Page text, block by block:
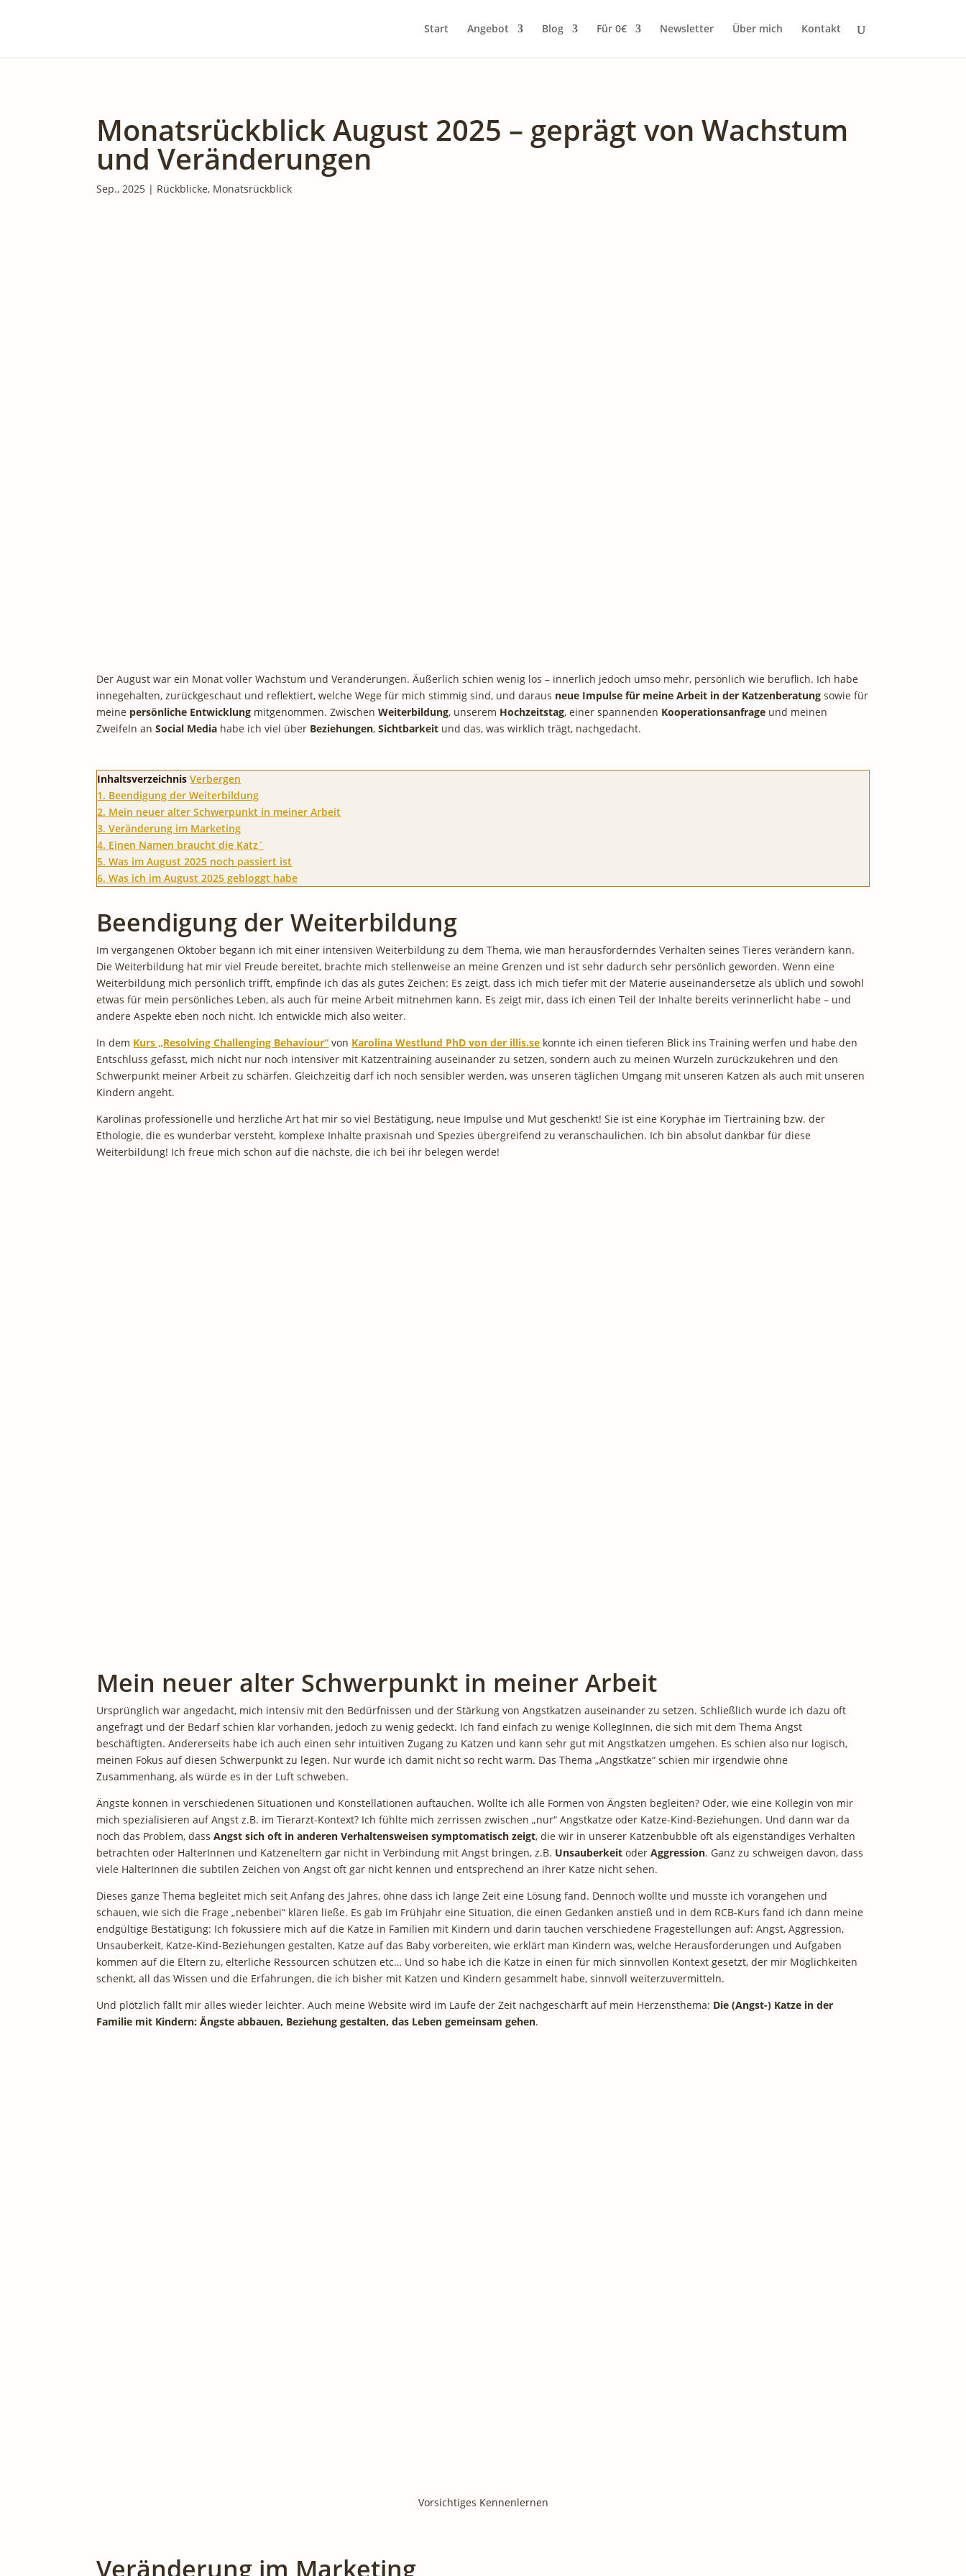
Start Angebot Blog Für 0€ Newsletter Über mich Kontakt
Monatsrückblick August 2025 – geprägt von Wachstum
und Veränderungen
Sep., 2025 | Rückblicke, Monatsrückblick
Der August war ein Monat voller Wachstum und Veränderungen. Äußerlich schien wenig los – innerlich jedoch umso mehr, persönlich wie beruflich. Ich habe
innegehalten, zurückgeschaut und reflektiert, welche Wege für mich stimmig sind, und daraus neue Impulse für meine Arbeit in der Katzenberatung sowie für
meine persönliche Entwicklung mitgenommen. ZwischenWeiterbildung, unserem Hochzeitstag, einer spannenden Kooperationsanfrage und meinen
Zweifeln anSocial Media habe ich viel über Beziehungen,Sichtbarkeit und das, was wirklich trägt, nachgedacht.
Inhaltsverzeichnis Verbergen
1. Beendigung der Weiterbildung
2. Mein neuer alter Schwerpunkt in meiner Arbeit
3. Veränderung im Marketing
4. Einen Namen braucht die Katz´
5. Was im August 2025 noch passiert ist
6. Was ich im August 2025 gebloggt habe
Beendigung der Weiterbildung
Im vergangenen Oktober begann ich mit einer intensiven Weiterbildung zu dem Thema, wie man herausforderndes Verhalten seines Tieres verändern kann.
Die Weiterbildung hat mir viel Freude bereitet, brachte mich stellenweise an meine Grenzen und ist sehr dadurch sehr persönlich geworden. Wenn eine
Weiterbildung mich persönlich trifft, empfinde ich das als gutes Zeichen: Es zeigt, dass ich mich tiefer mit der Materie auseinandersetze als üblich und sowohl
etwas für mein persönliches Leben, als auch für meine Arbeit mitnehmen kann. Es zeigt mir, dass ich einen Teil der Inhalte bereits verinnerlicht habe – und
andere Aspekte eben noch nicht. Ich entwickle mich also weiter.
In dem Kurs „Resolving Challenging Behaviour“ von Karolina Westlund PhD von der illis.se konnte ich einen tieferen Blick ins Training werfen und habe den
Entschluss gefasst, mich nicht nur noch intensiver mit Katzentraining auseinander zu setzen, sondern auch zu meinen Wurzeln zurückzukehren und den
Schwerpunkt meiner Arbeit zu schärfen. Gleichzeitig darf ich noch sensibler werden, was unseren täglichen Umgang mit unseren Katzen als auch mit unseren
Kindern angeht.
Karolinas professionelle und herzliche Art hat mir so viel Bestätigung, neue Impulse und Mut geschenkt! Sie ist eine Koryphäe im Tiertraining bzw. der
Ethologie, die es wunderbar versteht, komplexe Inhalte praxisnah und Spezies übergreifend zu veranschaulichen. Ich bin absolut dankbar für diese
Weiterbildung! Ich freue mich schon auf die nächste, die ich bei ihr belegen werde!
Mein neuer alter Schwerpunkt in meiner Arbeit
Ursprünglich war angedacht, mich intensiv mit den Bedürfnissen und der Stärkung von Angstkatzen auseinander zu setzen. Schließlich wurde ich dazu oft
angefragt und der Bedarf schien klar vorhanden, jedoch zu wenig gedeckt. Ich fand einfach zu wenige KollegInnen, die sich mit dem Thema Angst
beschäftigten. Andererseits habe ich auch einen sehr intuitiven Zugang zu Katzen und kann sehr gut mit Angstkatzen umgehen. Es schien also nur logisch,
meinen Fokus auf diesen Schwerpunkt zu legen. Nur wurde ich damit nicht so recht warm. Das Thema „Angstkatze“ schien mir irgendwie ohne
Zusammenhang, als würde es in der Luft schweben.
Ängste können in verschiedenen Situationen und Konstellationen auftauchen. Wollte ich alle Formen von Ängsten begleiten? Oder, wie eine Kollegin von mir
mich spezialisieren auf Angst z.B. im Tierarzt-Kontext? Ich fühlte mich zerrissen zwischen „nur“ Angstkatze oder Katze-Kind-Beziehungen. Und dann war da
noch das Problem, dassAngst sich oft in anderen Verhaltensweisen symptomatisch zeigt, die wir in unserer Katzenbubble oft als eigenständiges Verhalten
betrachten oder HalterInnen und Katzeneltern gar nicht in Verbindung mit Angst bringen, z.B. Unsauberkeit oderAggression. Ganz zu schweigen davon, dass
viele HalterInnen die subtilen Zeichen von Angst oft gar nicht kennen und entsprechend an ihrer Katze nicht sehen.
Dieses ganze Thema begleitet mich seit Anfang des Jahres, ohne dass ich lange Zeit eine Lösung fand. Dennoch wollte und musste ich vorangehen und
schauen, wie sich die Frage „nebenbei“ klären ließe. Es gab im Frühjahr eine Situation, die einen Gedanken anstieß und in dem RCB-Kurs fand ich dann meine
endgültige Bestätigung: Ich fokussiere mich auf die Katze in Familien mit Kindern und darin tauchen verschiedene Fragestellungen auf: Angst, Aggression,
Unsauberkeit, Katze-Kind-Beziehungen gestalten, Katze auf das Baby vorbereiten, wie erklärt man Kindern was, welche Herausforderungen und Aufgaben
kommen auf die Eltern zu, elterliche Ressourcen schützen etc… Und so habe ich die Katze in einen für mich sinnvollen Kontext gesetzt, der mir Möglichkeiten
schenkt, all das Wissen und die Erfahrungen, die ich bisher mit Katzen und Kindern gesammelt habe, sinnvoll weiterzuvermitteln.
Und plötzlich fällt mir alles wieder leichter. Auch meine Website wird im Laufe der Zeit nachgeschärft auf mein Herzensthema: Die (Angst-) Katze in der
Familie mit Kindern: Ängste abbauen, Beziehung gestalten, das Leben gemeinsam gehen.
Vorsichtiges Kennenlernen
Veränderung im Marketing